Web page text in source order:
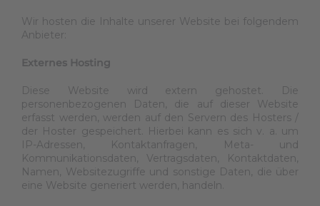
Wir hosten die Inhalte unserer Website bei folgendem
Anbieter:
Externes Hosting
Diese Website wird extern gehostet. Die
personenbezogenen Daten, die auf dieser Website
erfasst werden, werden auf den Servern des Hosters /
der Hoster gespeichert. Hierbei kann es sich v. a. um
IP-Adressen, Kontaktanfragen, Meta- und
Kommunikationsdaten, Vertragsdaten, Kontaktdaten,
Namen, Websitezugriffe und sonstige Daten, die über
eine Website generiert werden, handeln.